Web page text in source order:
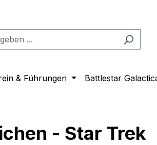
& Führungen Battlestar
- Star Trek